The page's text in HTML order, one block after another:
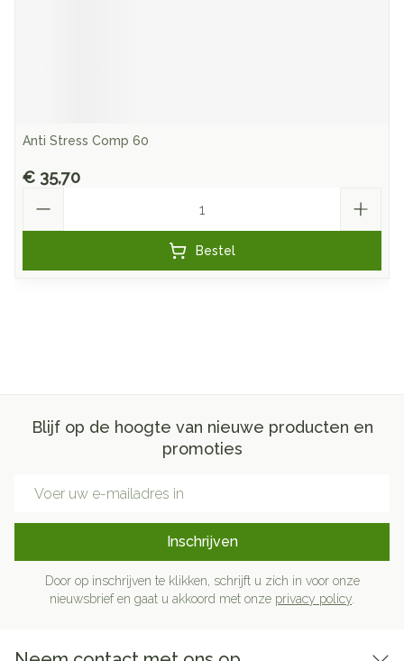
Anti Stress Comp 60
€ 35,70
Bestel
Blijf op de hoogte van nieuwe producten en
promoties
Inschrijven
Door op inschrijven te klikken, schrijft u zich in voor onze
nieuwsbrief en gaat u akkoord met onze privacy policy